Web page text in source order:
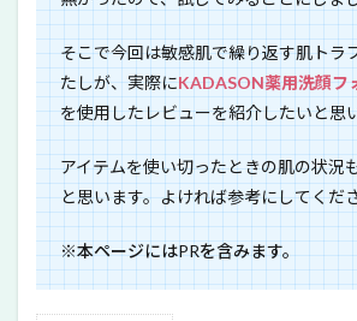
そこで今回は敏感肌で繰り返す肌トラ
たしが、実際にKADASON薬用洗顔フ
を使用したレビューを紹介したいと思
アイテムを使い切ったときの肌の状況
と思います。よければ参考にしてくだ
※本ページにはPRを含みます。